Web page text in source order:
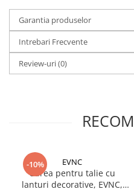
Garantia produselor
Intrebari Frecvente
Review-uri(0)
-10% EVNC
Curea pentru talie cu
lanturi decorative, EVNC,